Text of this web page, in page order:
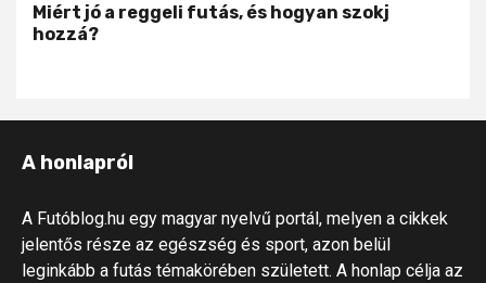
Miért jó a reggeli futás, és hogyan szokj
hozzá?
A honlapról
A Futóblog.hu egy magyar nyelvű portál, melyen a cikkek
jelentős része az egészség és sport, azon belül
leginkább a futás témakörében született. A honlap célja az